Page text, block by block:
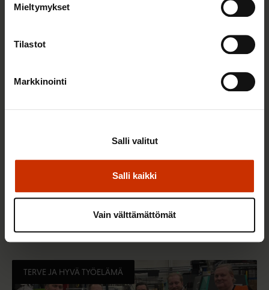
Mieltymykset
Tilastot
Markkinointi
Salli kaikki
Salli valitut
Vain välttämättömät
jaksamista tukevaan terveelliseen syömiseen
TERVE JA HYVÄ TYÖELÄMÄ